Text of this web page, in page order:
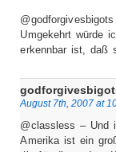
@godforgivesbigots
Umgekehrt würde
erkennbar ist, daß
August 7th, 2007 at
@classless – Und
Amerika ist ein